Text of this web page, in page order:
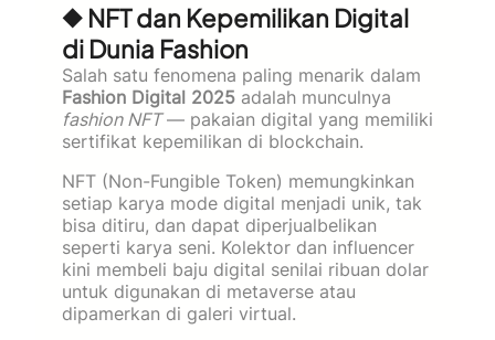
◆ NFT dan Kepemilikan Digital
di Dunia Fashion
Salah satu fenomena paling menarik dalam
Fashion Digital 2025 adalah munculnya
fashion NFT— pakaian digital yang memiliki
sertifikat kepemilikan di blockchain.
NFT (Non-Fungible Token) memungkinkan
setiap karya mode digital menjadi unik, tak
bisa ditiru, dan dapat diperjualbelikan
seperti karya seni. Kolektor dan influencer
kini membeli baju digital senilai ribuan dolar
untuk digunakan di metaverse atau
dipamerkan di galeri virtual.